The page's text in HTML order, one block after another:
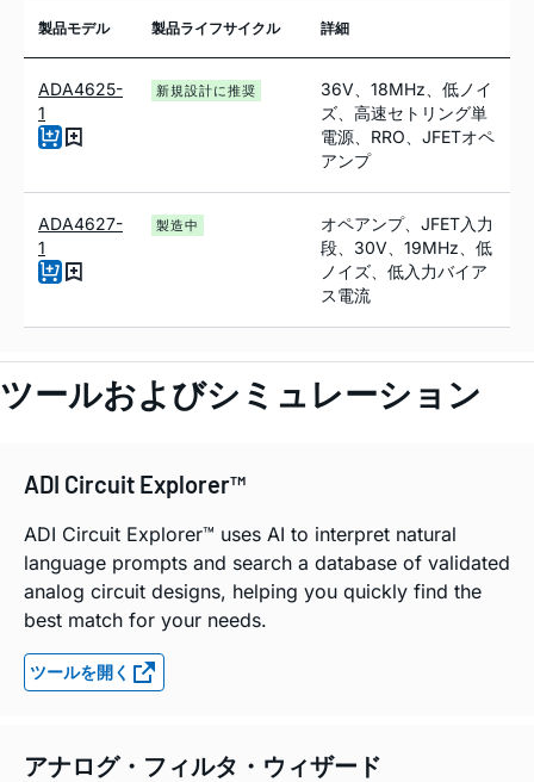
製品モデル 製品ライフサイクル 詳細
ADA4625-
1
新規設計に推奨
36V、18MHz、低ノイ
ズ、高速セトリング単
電源、RRO、JFETオペ
アンプ
ADA4627-
1
製造中
オペアンプ、JFET入力
段、30V、19MHz、低
ノイズ、低入力バイア
ス電流
ツールおよびシミュレーション
ADI Circuit Explorer™
ADI Circuit Explorer™ uses AI to interpret natural
language prompts and search a database of validated
analog circuit designs, helping you quickly find the
best match for your needs.
ツールを開く
アナログ・フィルタ・ウィザード